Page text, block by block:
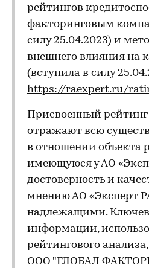
рейтингов
факторинговым
силу 25.04.2023) и
внешнего влияния на
(вступила в силу
https://raexpert.ru/
Присвоенный рейтинг
отражают всю
в отношении объекта
имеющуюся у АО
достоверность и
мнению АО «Эксперт
надлежащими.
информации,
рейтингового
ООО "ГЛОБАЛ